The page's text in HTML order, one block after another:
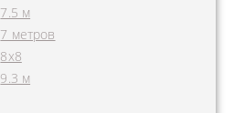
7.5 м
7 метров
8х8
9.3 м